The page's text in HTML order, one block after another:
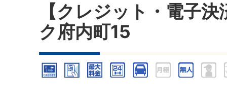
【クレジット・電子
ク府内町15